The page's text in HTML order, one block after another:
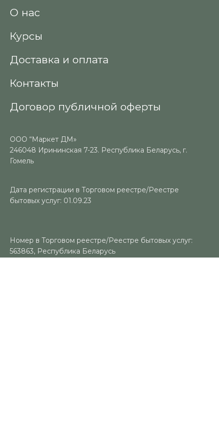
О нас
Курсы
Доставка и оплата
Контакты
Договор публичной оферты
ООО “Маркет ДМ»
246048 Ирининская 7-23. Республика Беларусь, г.
Гомель
Дата регистрации в Торговом реестре/Реестре
бытовых услуг: 01.09.23
Номер в Торговом реестре/Реестре бытовых услуг:
563863, Республика Беларусь